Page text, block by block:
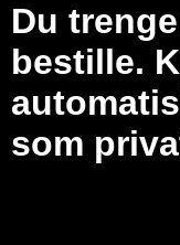
Du
bestille.
som